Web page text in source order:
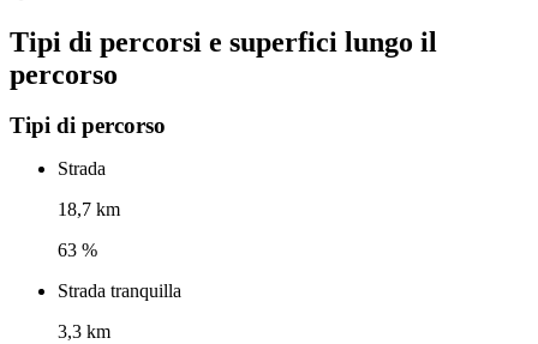
Tipi di percorsi e superfici lungo il
percorso
Tipi di percorso
Strada
18,7 km
63 %
Strada tranquilla
3,3 km